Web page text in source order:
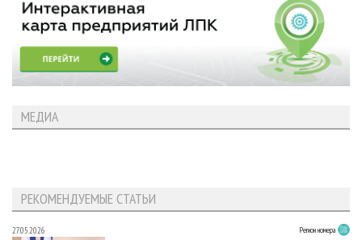
МЕДИА
РЕКОМЕНДУЕМЫЕ СТАТЬИ
27.05.2026 Регион номера